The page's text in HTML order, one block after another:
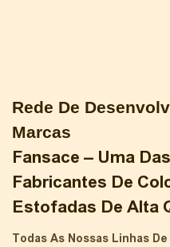
Rede De
Marcas
Fansace – Uma
Fabricantes De
Estofadas De Alta
Todas As Nossas Linhas